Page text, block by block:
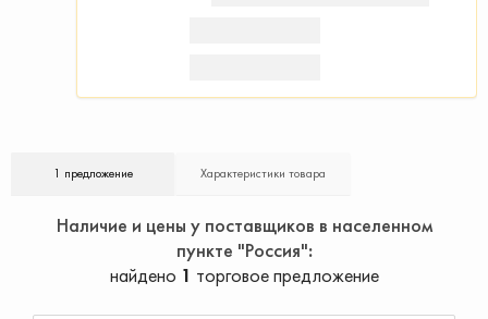
1 предложение Характеристики товара
Наличие и цены у поставщиков в населенном
пункте "Россия"
найдено 1 торговое предложение